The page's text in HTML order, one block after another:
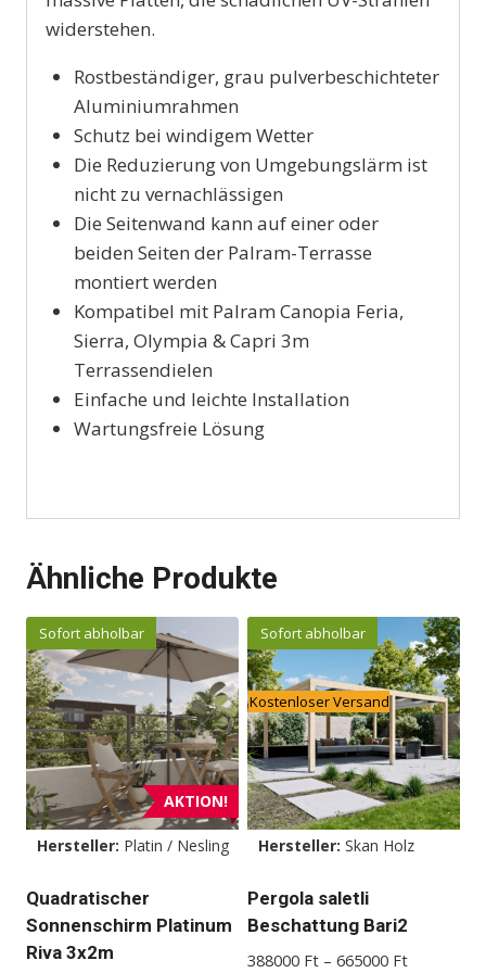
widerstehen.
Rostbeständiger, grau pulverbeschichteter
Aluminiumrahmen
Schutz bei windigem Wetter
Die Reduzierung von Umgebungslärm ist
nicht zu vernachlässigen
Die Seitenwand kann auf einer oder
beiden Seiten der Palram-Terrasse
montiert werden
Kompatibel mit Palram Canopia Feria,
Sierra, Olympia & Capri 3m
Terrassendielen
Einfache und leichte Installation
Wartungsfreie Lösung
Ähnliche Produkte
AKTION!
Sofort abholbar
Hersteller: Platin / Nesling
Quadratischer
Sonnenschirm Platinum
Riva 3x2m
Sofort abholbar
Kostenloser Versand
Hersteller: Skan Holz
Pergola saletli
Beschattung Bari2
388000 Ft – 665000 Ft